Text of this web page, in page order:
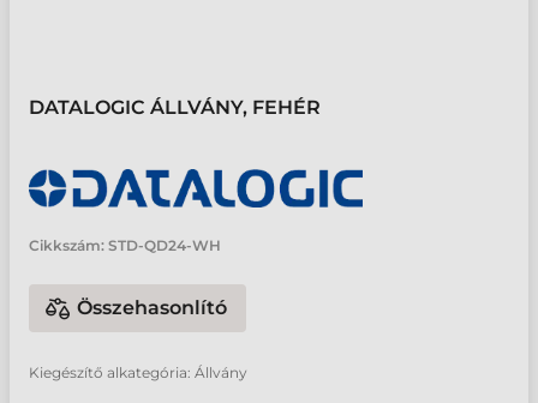
DATALOGIC ÁLLVÁNY, FEHÉR
Cikkszám: STD-QD24-WH
Összehasonlító
Kiegészítő alkategória: Állvány